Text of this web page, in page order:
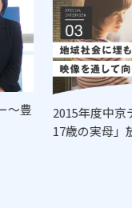
～豊
2015年度中京
17歳の実母」